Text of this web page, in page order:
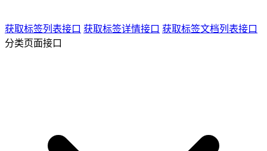
获取标签列表接口 获取标签详情接口 获取标签文档列表接口
分类页面接口